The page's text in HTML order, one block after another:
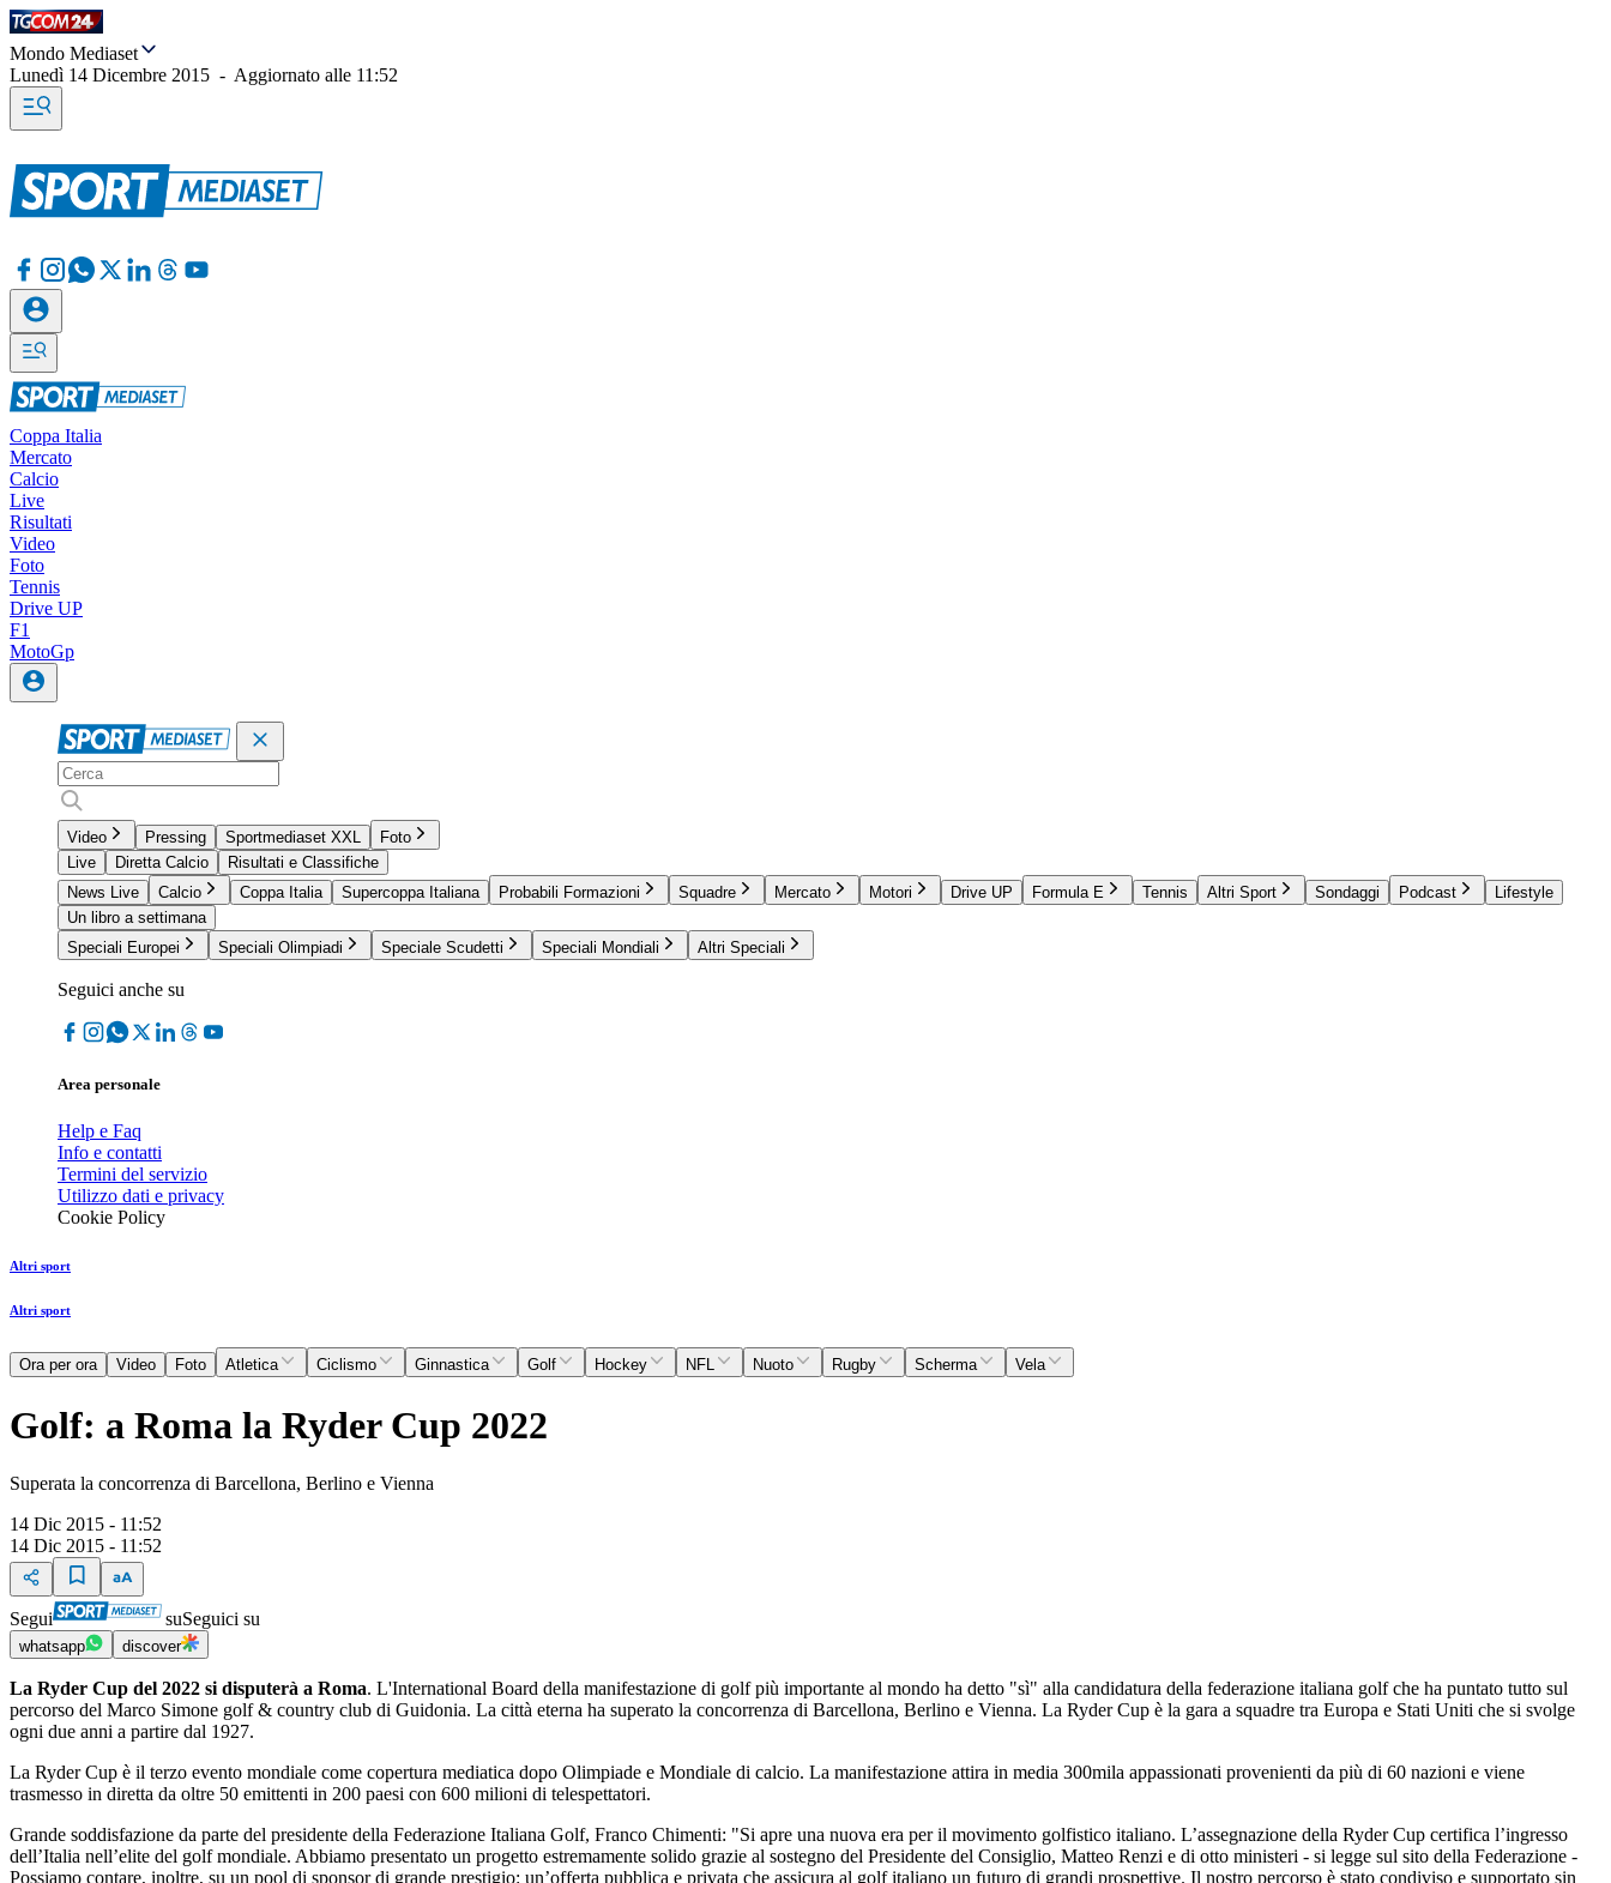
Mondo Mediaset
Lunedì 14 Dicembre 2015 - Aggiornato alle 11:52
Coppa Italia
Mercato
Calcio
Live
Risultati
Video
Foto
Tennis
Drive UP
F1
MotoGp
Video Pressing Sportmediaset XXL
Foto
Live
Diretta Calcio
Risultati e Classifiche
News Live
Calcio Coppa Italia Supercoppa Italiana Probabili Formazioni Squadre Mercato Motori Drive UP Formula E Tennis Altri Sport Sondaggi Podcast
Lifestyle
Un libro a settimana
Speciali Europei
Speciali Olimpiadi Speciale Scudetti Speciali Mondiali Altri Speciali
Seguici anche su
Area personale
Help e Faq
Info e contatti
Termini del servizio
Utilizzo dati e privacy
Cookie Policy
Altri sport
Altri sport
Ora per ora Video Foto Atletica Ciclismo Ginnastica Golf Hockey NFL Nuoto Rugby Scherma Vela
Golf: a Roma la Ryder Cup 2022
Superata la concorrenza di Barcellona, Berlino e Vienna
14 Dic 2015 - 11:52
14 Dic 2015 - 11:52
Segui suSeguici su
whatsapp discover
La Ryder Cup del 2022 si disputerà a Roma. L'International Board della manifestazione di golf più importante al mondo ha detto "sì" alla candidatura della federazione italiana golf che ha puntato tutto sul
percorso del Marco Simone golf & country club di Guidonia. La città eterna ha superato la concorrenza di Barcellona, Berlino e Vienna. La Ryder Cup è la gara a squadre tra Europa e Stati Uniti che si svolge
ogni due anni a partire dal 1927.
La Ryder Cup è il terzo evento mondiale come copertura mediatica dopo Olimpiade e Mondiale di calcio. La manifestazione attira in media 300mila appassionati provenienti da più di 60 nazioni e viene
trasmesso in diretta da oltre 50 emittenti in 200 paesi con 600 milioni di telespettatori.
Grande soddisfazione da parte del presidente della Federazione Italiana Golf, Franco Chimenti: "Si apre una nuova era per il movimento golfistico italiano. L’assegnazione della Ryder Cup certifica l’ingresso
dell’Italia nell’elite del golf mondiale. Abbiamo presentato un progetto estremamente solido grazie al sostegno del Presidente del Consiglio, Matteo Renzi e di otto ministeri - si legge sul sito della Federazione -
Possiamo contare, inoltre, su un pool di sponsor di grande prestigio: un’offerta pubblica e privata che assicura al golf italiano un futuro di grandi prospettive. Il nostro percorso è stato condiviso e supportato sin